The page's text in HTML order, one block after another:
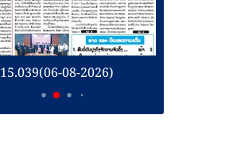
15.039(06-08-2026)